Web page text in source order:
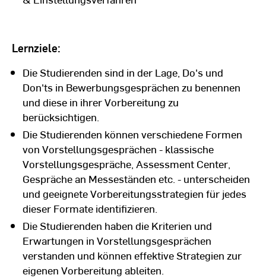
Lernziele:
Die Studierenden sind in der Lage, Do's und
Don'ts in Bewerbungsgesprächen zu benennen
und diese in ihrer Vorbereitung zu
berücksichtigen.
Die Studierenden können verschiedene Formen
von Vorstellungsgesprächen - klassische
Vorstellungsgespräche, Assessment Center,
Gespräche an Messeständen etc. - unterscheiden
und geeignete Vorbereitungsstrategien für jedes
dieser Formate identifizieren.
Die Studierenden haben die Kriterien und
Erwartungen in Vorstellungsgesprächen
verstanden und können effektive Strategien zur
eigenen Vorbereitung ableiten.